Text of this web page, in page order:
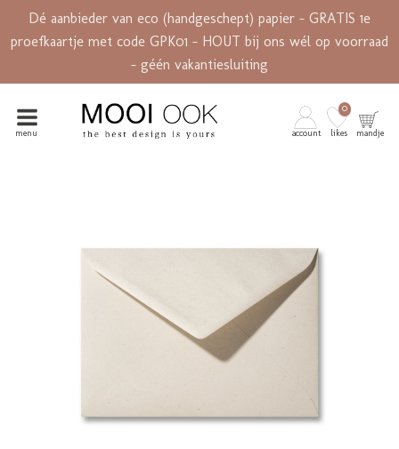
Dé aanbieder van eco (handgeschept) papier - GRATIS 1e
proefkaartje met code GPK01 - HOUT bij ons wél op voorraad
- géén vakantiesluiting
menu account likes
0
mandje